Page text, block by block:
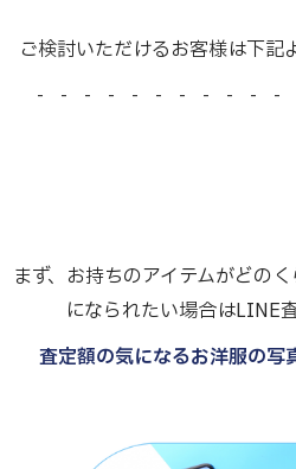
ご検討いただけるお客様は下記
- - - - - - - - - - -
まず、お持ちのアイテムがどの
になられたい場合はLINE
査定額の気になるお洋服の写